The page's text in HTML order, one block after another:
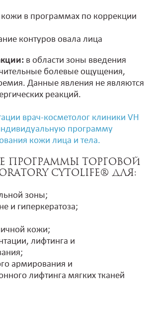
в программах по коррекции
контуров овала лица
в области зоны введения
болевые ощущения,
Данные явления не являются
реакций.
врач-косметолог клиники VH
программу
кожи лица и тела.
программы торговой
Cytolife® для:
зоны;
и гиперкератоза;
кожи;
лифтинга и
армирования и
лифтинга мягких тканей